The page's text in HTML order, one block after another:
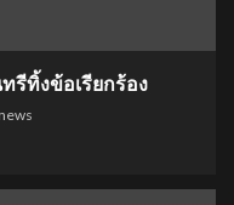
รีทิ้งข้อเรียกร้อง